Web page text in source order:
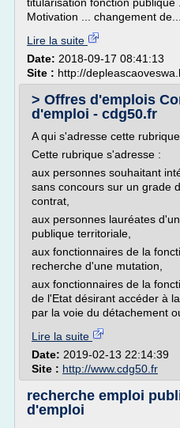
Motivation ... changement de...
Lire la suite
Date: 2018-09-17 08:41:13
Site : http://
> Offres d'emplois
d'emploi - cdg50.fr
A qui s'adresse cette
Cette rubrique s'adresse :
aux personnes souhaitant
sans concours sur un grade
contrat,
aux personnes lauréates
publique territoriale,
aux fonctionnaires de la
recherche d'une mutation,
aux fonctionnaires de la
de l'Etat désirant accéder à
par la voie du détachement
Lire la suite
Date: 2019-02-13 22:14:39
Site : http://www.cdg50.fr
recherche emploi
d'emploi